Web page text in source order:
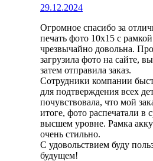
29.12.2024
Огромное спасибо за
печать фото 10х15 с
чрезвычайно довольна.
загрузила фото на сайте,
затем отправила заказ.
Сотрудники компании
для подтверждения всех
почувствовала, что мой
итоге, фото распечатали в
высшем уровне. Рамка
очень стильно.
С удовольствием буду
будущем!